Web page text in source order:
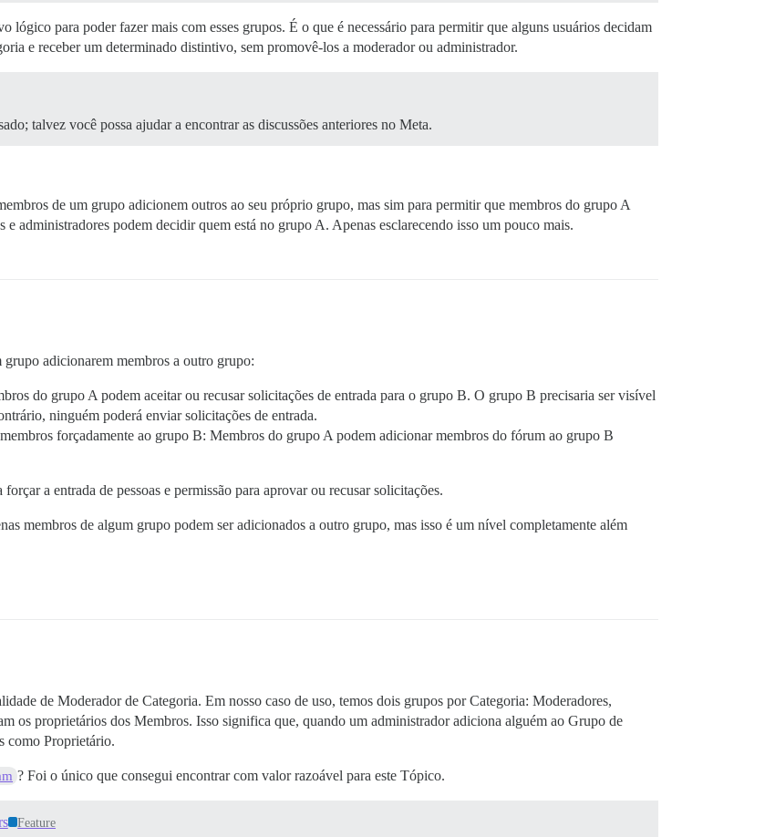
lógico para poder fazer mais com esses grupos. É o que é necessário para permitir que alguns usuários decidam
e receber um determinado distintivo, sem promovê-los a moderador ou administrador.
talvez você possa ajudar a encontrar as discussões anteriores no Meta.
de um grupo adicionem outros ao seu próprio grupo, mas sim para permitir que membros do grupo A
administradores podem decidir quem está no grupo A. Apenas esclarecendo isso um pouco mais.
adicionarem membros a outro grupo:
do grupo A podem aceitar ou recusar solicitações de entrada para o grupo B. O grupo B precisaria ser visível
ninguém poderá enviar solicitações de entrada.
forçadamente ao grupo B: Membros do grupo A podem adicionar membros do fórum ao grupo B
a entrada de pessoas e permissão para aprovar ou recusar solicitações.
membros de algum grupo podem ser adicionados a outro grupo, mas isso é um nível completamente além
de Moderador de Categoria. Em nosso caso de uso, temos dois grupos por Categoria: Moderadores,
os proprietários dos Membros. Isso significa que, quando um administrador adiciona alguém ao Grupo de
como Proprietário.
? Foi o único que consegui encontrar com valor razoável para este Tópico.
Feature